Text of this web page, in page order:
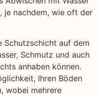
je nachdem, wie oft der
Schutzschicht auf dem
Schmutz und auch
anhaben können.
Ihren Böden
wobei mehrere